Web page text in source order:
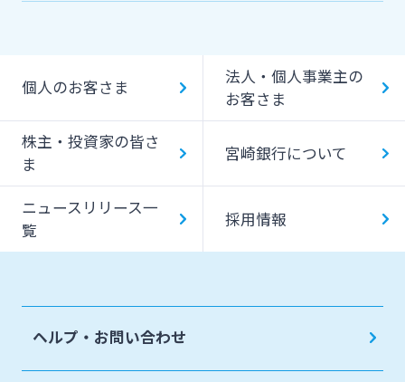
個人のお客さま
法人・個人事業主の
お客さま
株主・投資家の皆さ
ま
宮崎銀行について
ニュースリリース一
覧
採用情報
ヘルプ・お問い合わせ